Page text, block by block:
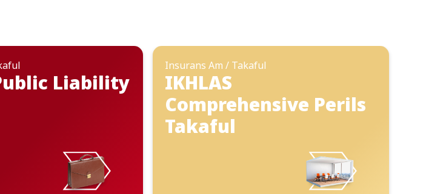
Liability
Insurans Am / Takaful
IKHLAS
Comprehensive Perils
Takaful